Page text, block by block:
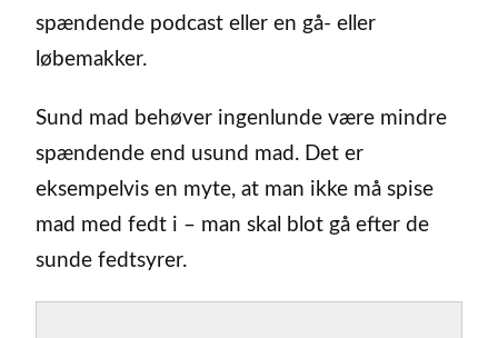
spændende podcast eller en gå- eller
løbemakker.
Sund mad behøver ingenlunde være mindre
spændende end usund mad. Det er
eksempelvis en myte, at man ikke må spise
mad med fedt i – man skal blot gå efter de
sunde fedtsyrer.